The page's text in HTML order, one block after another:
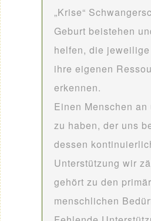
„Krise“
Geburt beistehen
helfen, die
ihre eigenen
erkennen.
Einen Menschen
zu haben, der uns
dessen
Unterstützung wir
gehört zu den
menschlichen